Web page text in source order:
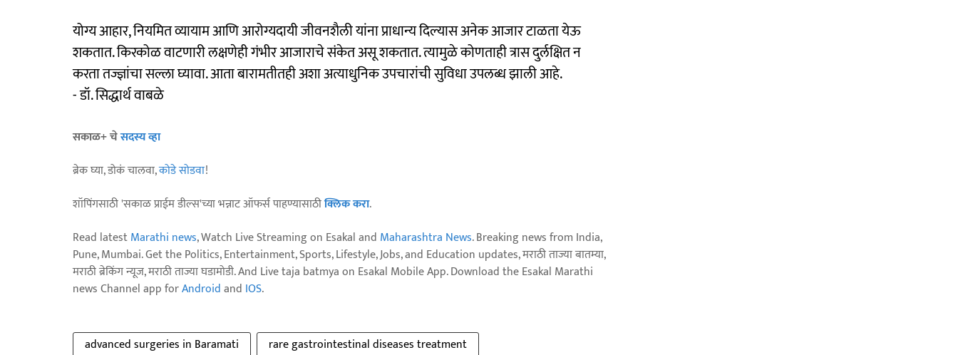
योग्य आहार, नियमित व्यायाम आणि आरोग्यदायी जीवनशैली यांना प्राधान्य दिल्यास अनेक आजार टाळता येऊ
शकतात. किरकोळ वाटणारी लक्षणेही गंभीर आजाराचे संकेत असू शकतात. त्यामुळे कोणताही त्रास दुर्लक्षित न
करता तज्ज्ञांचा सल्ला घ्यावा. आता बारामतीतही अशा अत्याधुनिक उपचारांची सुविधा उपलब्ध झाली आहे.
- डॉ. सिद्धार्थ वाबळे
सकाळ+ चेसदस्य व्हा
ब्रेक घ्या, डोकं चालवा,कोडे सोडवा!
शॉपिंगसाठी 'सकाळ प्राईम डील्स'च्या भन्नाट ऑफर्स पाहण्यासाठीक्लिक करा.
Read latestMarathi news, Watch Live Streaming on Esakal and Maharashtra News. Breaking news from India,
Pune, Mumbai. Get the Politics, Entertainment, Sports, Lifestyle, Jobs, and Education updates, मराठी ताज्या बातम्या,
मराठी ब्रेकिंग न्यूज, मराठी ताज्या घडामोडी. And Live taja batmya on Esakal Mobile App. Download the Esakal Marathi
news Channel app forAndroidand IOS.
advanced surgeries in Baramati
rare gastrointestinal diseases treatment